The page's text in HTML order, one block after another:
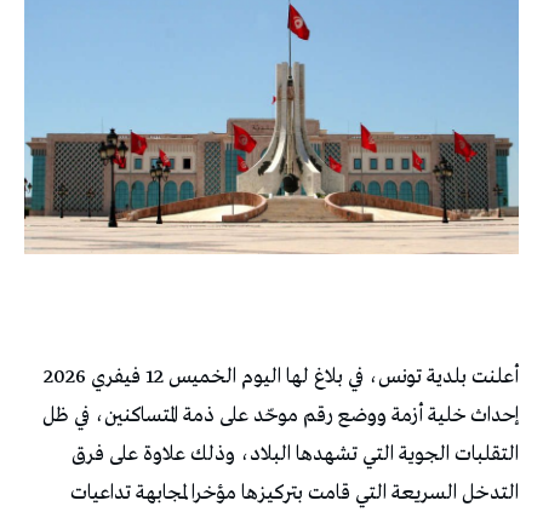
أعلنت بلدية تونس، في بلاغ لها اليوم الخميس 12 فيفري 2026
إحداث خلية أزمة ووضع رقم موحّد على ذمة المتساكنين، في ظل
التقلبات الجوية التي تشهدها البلاد، وذلك علاوة على فرق
التدخل السريعة التي قامت بتركيزها مؤخرا لمجابهة تداعيات